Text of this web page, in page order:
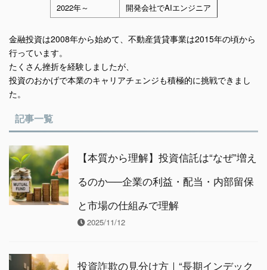
2022年～
開発会社でAIエンジニア
金融投資は2008年から始めて、不動産賃貸事業は2015年の頃から
行っています。
たくさん挫折を経験しましたが、
投資のおかげで本業のキャリアチェンジも積極的に挑戦できまし
た。
記事一覧
【本質から理解】投資信託は“なぜ”増え
るのか──企業の利益・配当・内部留保
と市場の仕組みで理解
2025/11/12
投資詐欺の見分け方｜“長期インデック